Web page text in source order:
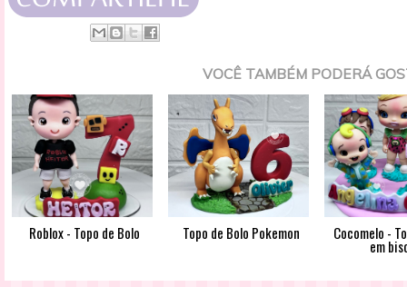
VOCÊ TAMBÉM PODERÁ
Roblox - Topo de Bolo Topo de Bolo Pokemon Cocomelo -
em